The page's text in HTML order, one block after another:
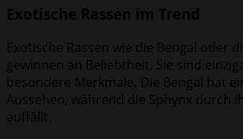
Exotische Rassen im Trend
Exotische Rassen wie die Bengal oder
gewinnen an Beliebtheit. Sie sind
besondere Merkmale. Die Bengal hat
Aussehen, während die Sphynx durch
auffällt.